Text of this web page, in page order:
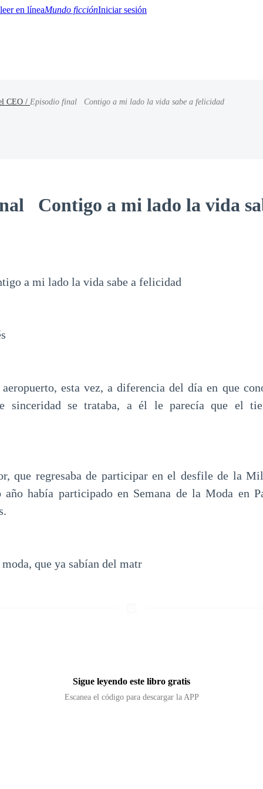
Mundo ficciónIniciar sesión
CEO / Episodio final Contigo a mi lado la vida sabe a felicidad
Contigo a mi lado la vida
a mi lado la vida sabe a felicidad
esta vez, a diferencia del día en que
sinceridad se trataba, a él le parecía que el
que regresaba de participar en el desfile de la
año había participado en Semana de la Moda en
que ya sabían del matr
Sigue leyendo este libro gratis
Escanea el código para descargar la APP